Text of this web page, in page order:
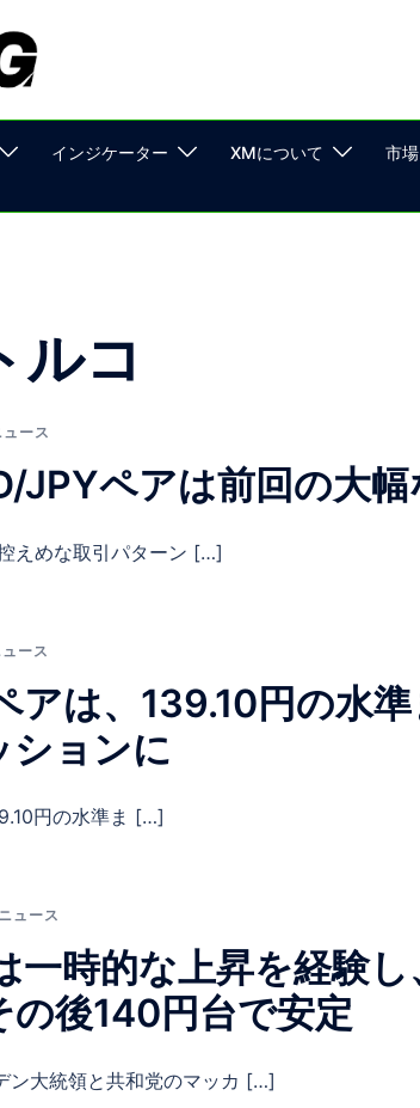
インジケーター XMについて
市
ルコ
ース
JPYペアは前回の大
えめな取引パターン […]
ース
アは、139.10円の水
ションに
円の水準ま […]
ュース
一時的な上昇を経験
の後140円台で安定
ン大統領と共和党のマッカ […]